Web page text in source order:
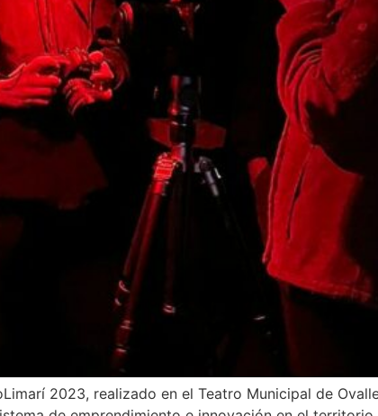
2023, realizado en el Teatro Municipal de